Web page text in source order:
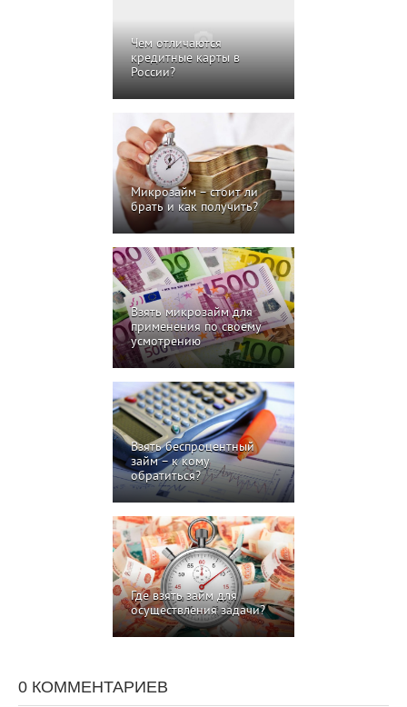
Чем отличаются
кредитные карты в
России?
Микрозайм – стоит ли
брать и как получить?
Взять микрозайм для
применения по своему
усмотрению
Взять беспроцентный
займ – к кому
обратиться?
Где взять займ для
осуществления задачи?
0 КОММЕНТАРИЕВ